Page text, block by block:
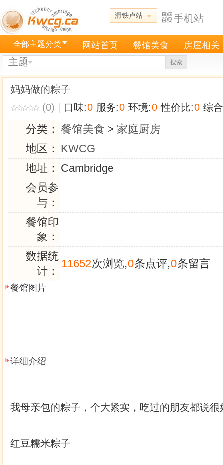
滑铁卢站 手机站
全部主题分类 网站首页 餐馆美食 房屋相关
主题 搜索
妈妈做的粽子
(0)
口味:0 服务:0 环境:0 性价比:0 综
分类： 餐馆美食 > 家庭厨房
地区： KWCG
地址： Cambridge
会员参
与：
餐馆印
象：
数据统
计：
11652次浏览,0条点评,0条留言
餐馆图片
详细介绍
我母亲包的粽子，个大紧实，吃过的朋友都说很
红豆糯米粽子